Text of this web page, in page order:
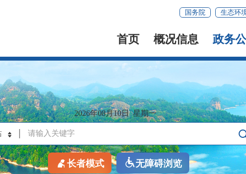
国务院 生态环
首页 概况信息 政务
2026年08月10日 星期一
长者模式 无障碍浏览